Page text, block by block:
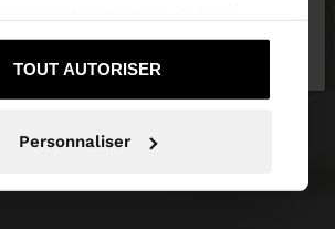
TOUT AUTORISER
Personnaliser